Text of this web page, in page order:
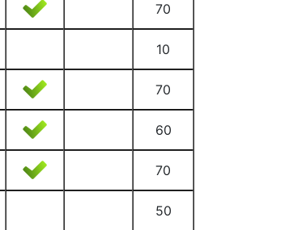
70
10
70
60
70
50